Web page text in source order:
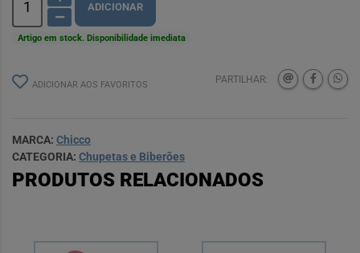
ADICIONAR
Artigo em stock. Disponibilidade imediata
ADICIONAR AOS FAVORITOS PARTILHAR:
MARCA: Chicco
CATEGORIA: Chupetas e Biberões
PRODUTOS RELACIONADOS